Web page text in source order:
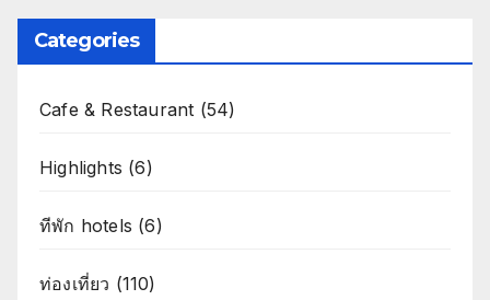
Categories
Cafe & Restaurant (54)
Highlights (6)
ทีพัก hotels (6)
ท่องเที่ยว (110)